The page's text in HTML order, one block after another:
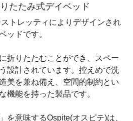
たたみ式デイベッド
トレッティによりデザインされ
ッドです。
折りたたむことができ、スペー
設計されています。控えめで洗
美を兼ね備え、空間的制約とい
機能を持った製品です。
を意味するOspite(オスピテ)は、